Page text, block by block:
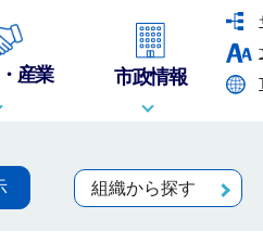
産業 市政情報
組織から探す